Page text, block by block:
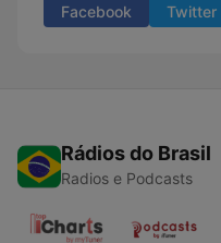
Facebook Twitter
Rádios do Brasil
Radios e Podcasts